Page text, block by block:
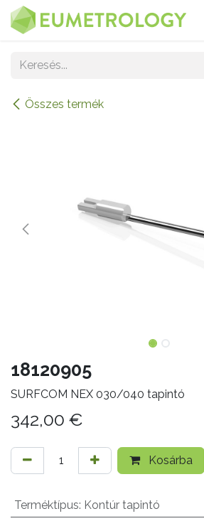
Kihagyás és továbblépés a tartalomhoz
Összes termék
18120905
SURFCOM NEX 030/040 tapintó
342,00 €
Kosárba
Terméktípus: Kontúr tapintó